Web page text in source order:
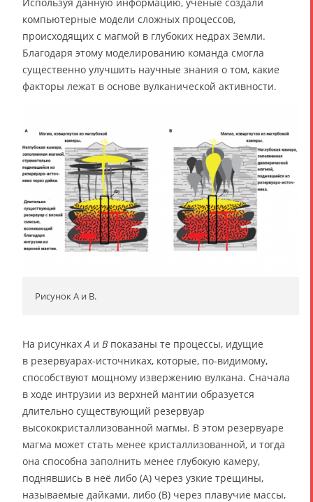
компьютерные модели сложных процессов,
происходящих с магмой в глубоких недрах Земли.
Благодаря этому моделированию команда смогла
существенно улучшить научные знания о том, какие
факторы лежат в основе вулканической активности.
Рисунок А и В.
На рисунках А и Впоказаны те процессы, идущие
в резервуарах-источниках, которые, по-видимому,
способствуют мощному извержению вулкана. Сначала
в ходе интрузии из верхней мантии образуется
длительно существующий резервуар
высококристаллизованной магмы. В этом резервуаре
магма может стать менее кристаллизованной, и тогда
она способна заполнить менее глубокую камеру,
поднявшись в неё либо (А) через узкие трещины,
называемые дайками, либо (В) через плавучие массы,